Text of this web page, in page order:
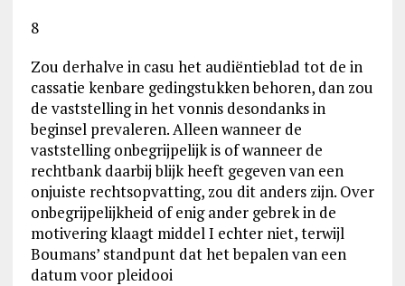
8
Zou derhalve in casu het audiëntieblad tot de in
cassatie kenbare gedingstukken behoren, dan zou
de vaststelling in het vonnis desondanks in
beginsel prevaleren. Alleen wanneer de
vaststelling onbegrijpelijk is of wanneer de
rechtbank daarbij blijk heeft gegeven van een
onjuiste rechtsopvatting, zou dit anders zijn. Over
onbegrijpelijkheid of enig ander gebrek in de
motivering klaagt middel I echter niet, terwijl
Boumans’ standpunt dat het bepalen van een
datum voor pleidooi